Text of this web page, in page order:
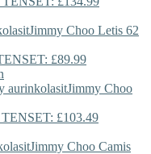
Jimmy Choo Letis 62
£89.99
Jimmy Choo
TENSET: £103.49
Jimmy Choo Camis